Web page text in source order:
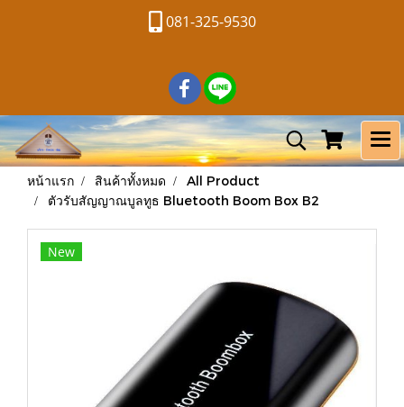
081-325-9530
หน้าแรก สินค้าทั้งหมด
All Product
ตัวรับสัญญาณบูลทูธ Bluetooth Boom Box B2
New